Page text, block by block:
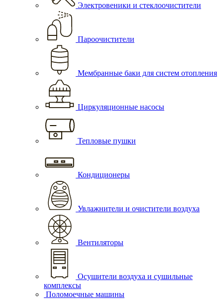
Электровеники и стеклоочистители
Пароочистители
Мембранные баки для систем отопления
Циркуляционные насосы
Тепловые пушки
Кондиционеры
Увлажнители и очистители воздуха
Вентиляторы
Осушители воздуха и сушильные
комплексы
Поломоечные машины